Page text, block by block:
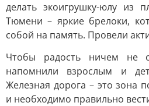
делать экоигрушку-юлу из
Тюмени – яркие брелоки,
собой на память. Провели
Чтобы радость ничем не
напомнили взрослым и
Железная дорога – это зона
и необходимо правильно